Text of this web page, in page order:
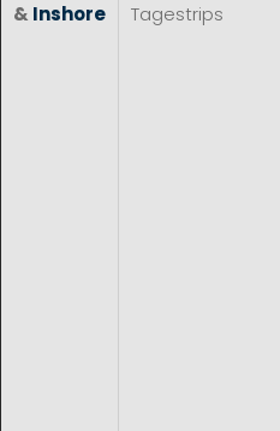
& Inshore
Tagestrips